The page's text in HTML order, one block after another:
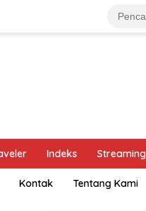
Indeks Streaming
Kontak Tentang Kami